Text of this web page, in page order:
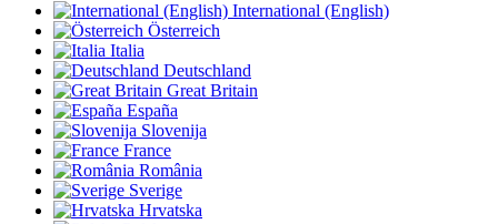
International (English)
Österreich
Italia
Deutschland
Great Britain
España
Slovenija
France
România
Sverige
Hrvatska